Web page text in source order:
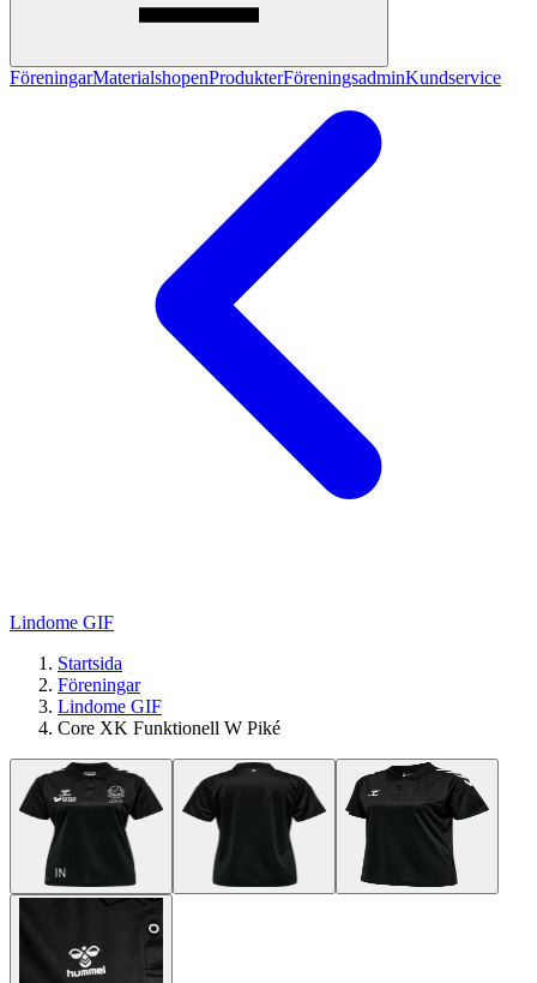
FöreningarMaterialshopenProdukterFöreningsadminKundservice
Lindome GIF
Startsida
Föreningar
Lindome GIF
Core XK Funktionell W Piké